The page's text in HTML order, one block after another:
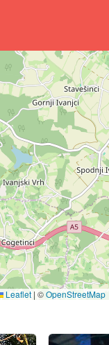
Leaflet | ©OpenStreetMap